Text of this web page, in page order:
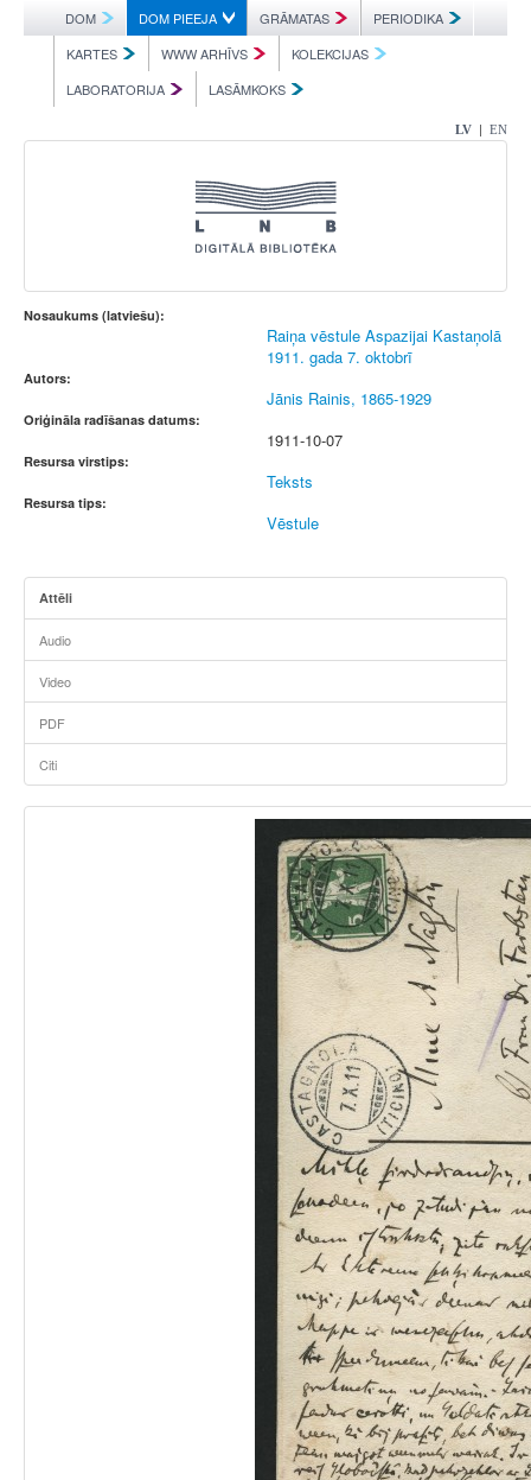
DOM DOM PIEEJA GRĀMATAS
PERIODIKA
KARTES
WWW ARHĪVS
KOLEKCIJAS
LABORATORIJA
LASĀMKOKS
LV | EN
Nosaukums (latviešu):
Raiņa vēstule Aspazijai Kastaņolā
1911. gada 7. oktobrī
Autors:
Jānis Rainis, 1865-1929
Oriģināla radīšanas datums:
1911-10-07
Resursa virstips:
Teksts
Resursa tips:
Vēstule
Attēli
Audio
Video
PDF
Citi